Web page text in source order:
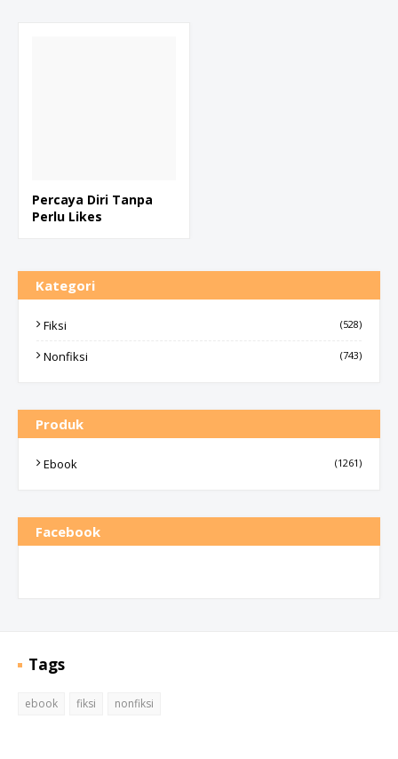
Percaya Diri Tanpa
Perlu Likes
Kategori
Fiksi (528)
Nonfiksi (743)
Produk
Ebook (1261)
Facebook
Tags
ebook fiksi nonfiksi